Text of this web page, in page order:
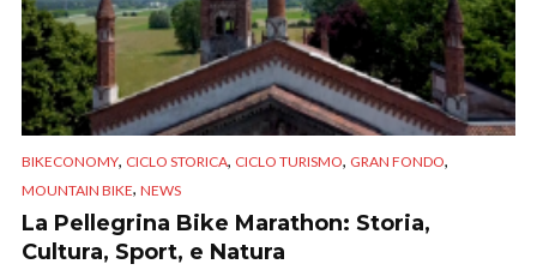
BIKECONOMY, CICLO STORICA, CICLO TURISMO, GRAN FONDO,
MOUNTAIN BIKE, NEWS
La Pellegrina Bike Marathon: Storia,
Cultura, Sport, e Natura